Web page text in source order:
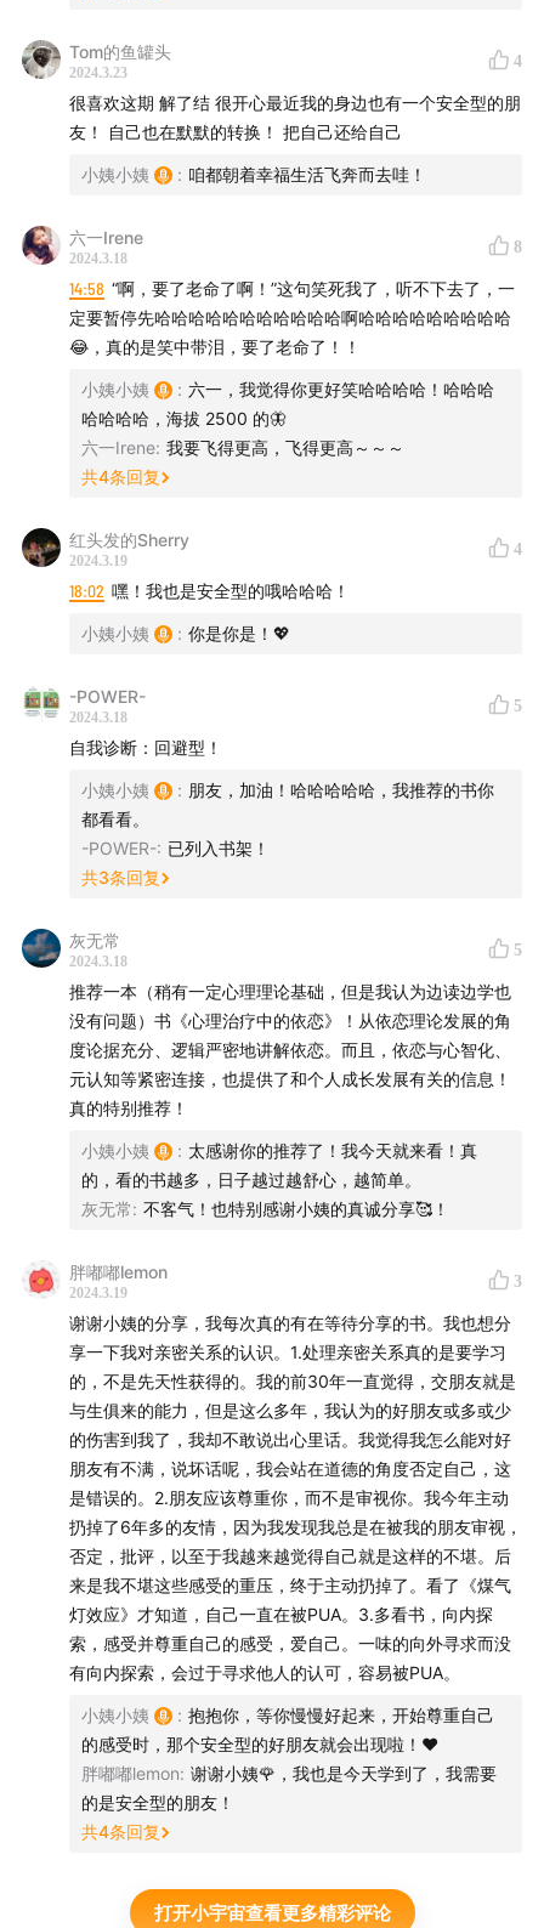
Tom的鱼罐头
2024.3.23
4
很喜欢这期 解了结 很开心最近我的身边也有一个安全型的朋
友！ 自己也在默默的转换！ 把自己还给自己
小姨小姨 : 咱都朝着幸福生活飞奔而去哇！
六一Irene
2024.3.18
8
14:58 “啊，要了老命了啊！”这句笑死我了，听不下去了，一
定要暂停先哈哈哈哈哈哈哈哈哈哈哈啊哈哈哈哈哈哈哈哈哈
😂，真的是笑中带泪，要了老命了！！
小姨小姨 : 六一，我觉得你更好笑哈哈哈哈！哈哈哈
哈哈哈哈，海拔 2500 的🦋
六一Irene: 我要飞得更高，飞得更高～～～
共4条回复
红头发的Sherry
2024.3.19
4
18:02 嘿！我也是安全型的哦哈哈哈！
小姨小姨 : 你是你是！💖
-POWER-
2024.3.18
5
自我诊断：回避型！
小姨小姨 : 朋友，加油！哈哈哈哈哈，我推荐的书你
都看看。
-POWER-: 已列入书架！
共3条回复
灰无常
2024.3.18
5
推荐一本（稍有一定心理理论基础，但是我认为边读边学也
没有问题）书《心理治疗中的依恋》！从依恋理论发展的角
度论据充分、逻辑严密地讲解依恋。而且，依恋与心智化、
元认知等紧密连接，也提供了和个人成长发展有关的信息！
真的特别推荐！
小姨小姨 : 太感谢你的推荐了！我今天就来看！真
的，看的书越多，日子越过越舒心，越简单。
灰无常: 不客气！也特别感谢小姨的真诚分享🥰！
胖嘟嘟lemon
2024.3.19
3
谢谢小姨的分享，我每次真的有在等待分享的书。我也想分
享一下我对亲密关系的认识。1.处理亲密关系真的是要学习
的，不是先天性获得的。我的前30年一直觉得，交朋友就是
与生俱来的能力，但是这么多年，我认为的好朋友或多或少
的伤害到我了，我却不敢说出心里话。我觉得我怎么能对好
朋友有不满，说坏话呢，我会站在道德的角度否定自己，这
是错误的。2.朋友应该尊重你，而不是审视你。我今年主动
扔掉了6年多的友情，因为我发现我总是在被我的朋友审视，
否定，批评，以至于我越来越觉得自己就是这样的不堪。后
来是我不堪这些感受的重压，终于主动扔掉了。看了《煤气
灯效应》才知道，自己一直在被PUA。3.多看书，向内探
索，感受并尊重自己的感受，爱自己。一味的向外寻求而没
有向内探索，会过于寻求他人的认可，容易被PUA。
小姨小姨 : 抱抱你，等你慢慢好起来，开始尊重自己
的感受时，那个安全型的好朋友就会出现啦！❤️
胖嘟嘟lemon: 谢谢小姨🌹，我也是今天学到了，我需要
的是安全型的朋友！
共4条回复
打开小宇宙查看更多精彩评论